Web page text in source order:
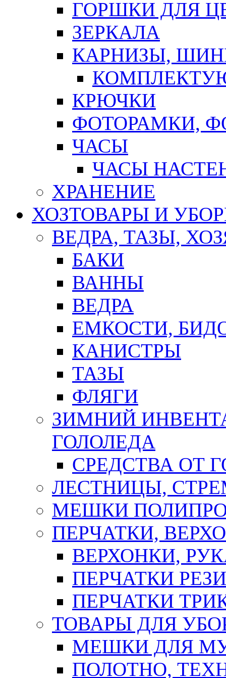
ГОРШКИ ДЛЯ
ЗЕРКАЛА
КАРНИЗЫ,
КРЮЧКИ
ФОТОРАМКИ,
ЧАСЫ
ЧАСЫ
ХРАНЕНИЕ
ХОЗТОВАРЫ И
ВЕДРА, ТАЗЫ,
БАКИ
ВАННЫ
ВЕДРА
ЕМКОСТИ,
КАНИСТРЫ
ТАЗЫ
ФЛЯГИ
ЗИМНИЙ
ГОЛОЛЕДА
СРЕДСТВА ОТ
ЛЕСТНИЦЫ,
МЕШКИ
ПЕРЧАТКИ,
ВЕРХОНКИ,
ПЕРЧАТКИ
ПЕРЧАТКИ
ТОВАРЫ ДЛЯ
МЕШКИ ДЛЯ
ПОЛОТНО,